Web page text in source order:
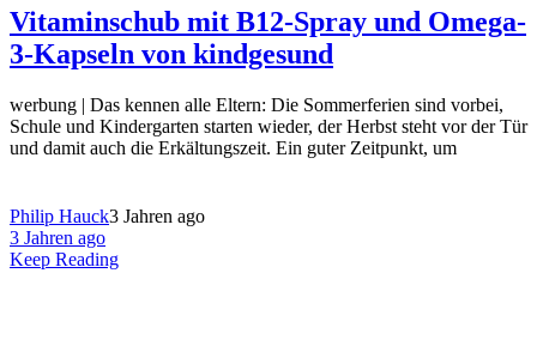
Vitaminschub mit B12-Spray und Omega-
3-Kapseln von kindgesund
werbung | Das kennen alle Eltern: Die Sommerferien sind vorbei,
Schule und Kindergarten starten wieder, der Herbst steht vor der Tür
und damit auch die Erkältungszeit. Ein guter Zeitpunkt, um
Philip Hauck3 Jahren ago
3 Jahren ago
Keep Reading